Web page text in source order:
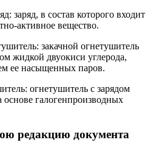
заряд, в состав которого входит
активное вещество.
закачной огнетушитель
жидкой двуокиси углерода,
ее насыщенных паров.
огнетушитель с зарядом
галогенпроизводных
редакцию документа